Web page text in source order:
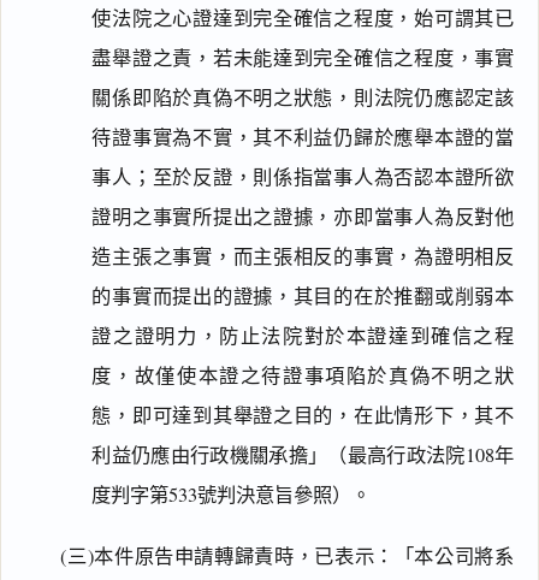
使法院之心證達到完全確信之程度，始可謂其已
盡舉證之責，若未能達到完全確信之程度，事實
關係即陷於真偽不明之狀態，則法院仍應認定該
待證事實為不實，其不利益仍歸於應舉本證的當
事人；至於反證，則係指當事人為否認本證所欲
證明之事實所提出之證據，亦即當事人為反對他
造主張之事實，而主張相反的事實，為證明相反
的事實而提出的證據，其目的在於推翻或削弱本
證之證明力，防止法院對於本證達到確信之程
度，故僅使本證之待證事項陷於真偽不明之狀
態，即可達到其舉證之目的，在此情形下，其不
利益仍應由行政機關承擔」（最高行政法院108年
度判字第533號判決意旨參照）。
(三)本件原告申請轉歸責時，已表示：「本公司將系